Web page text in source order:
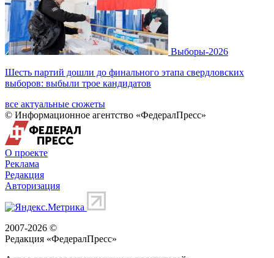
Выборы-2026
Шесть партий дошли до финального этапа свердловских
выборов: выбыли трое кандидатов
все актуальные сюжеты
© Информационное агентство «ФедералПресс»
О проекте
Реклама
Редакция
Авторизация
2007-2026 ©
Редакция «ФедералПресс»